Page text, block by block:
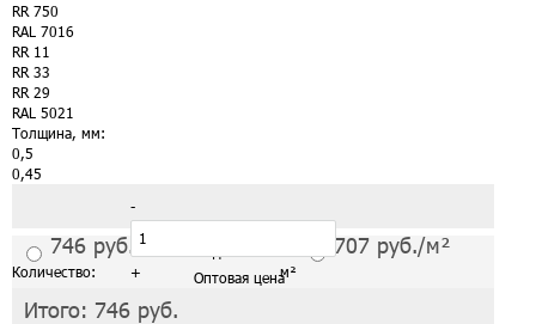
RR 750
RAL 7016
RR 11
RR 33
RR 29
RAL 5021
Толщина, мм:
0,5
0,45
Количество:
-
+ м²
746 руб./м² 707 руб./м²
Оптовая цена
Итого: 746 руб.